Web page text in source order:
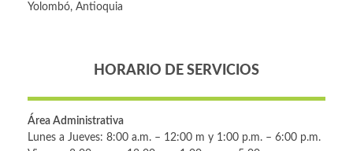
Yolombó, Antioquia
HORARIO DE SERVICIOS
Área Administrativa
Lunes a Jueves: 8:00 a.m. – 12:00 m y 1:00 p.m. – 6:00 p.m.